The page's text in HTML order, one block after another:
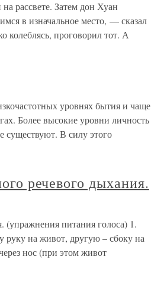
рассвете. Затем дон Хуан
в изначальное место, — сказал
проговорил тот. А
уровнях бытия и чаще
Более высокие уровни личность
существуют. В силу этого
речевого дыхания.
(упражнения питания голоса) 1.
руку на живот, другую – сбоку на
нос (при этом живот